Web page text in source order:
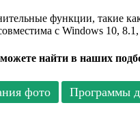
функции, такие
с Windows 10,
найти в наших
фото Программы